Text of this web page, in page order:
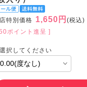
特別価格 1,650円 (税込)
ポイント進呈 ]